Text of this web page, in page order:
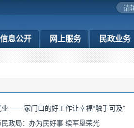
信息公开 网上服务 民政业务
—— 家门口的好工作让幸福“触手可及”
政局：办为民好事 续军垦荣光